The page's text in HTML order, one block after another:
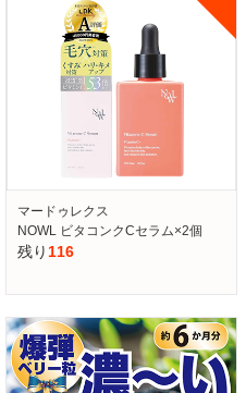
マードゥレクス
NOWL ビタコンクCセラム×2個
残り 116